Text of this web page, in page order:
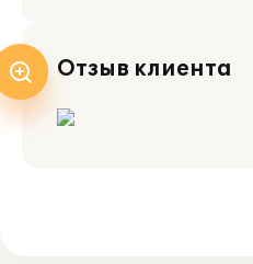
Отзыв клиента